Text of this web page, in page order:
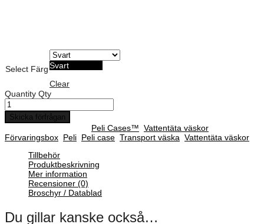
Select FärgSvart
Clear
Quantity Qty
Skicka förfrågan
Peli Cases™ Vattentäta väskor
Förvaringsbox Peli Peli case Transport väska Vattentäta väskor
Tillbehör
Produktbeskrivning
Mer information
Recensioner (0)
Broschyr / Datablad
Du gillar kanske också…